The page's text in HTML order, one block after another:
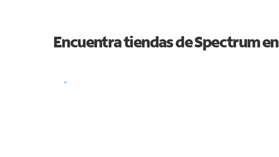
Encuentra tiendas de Spectrum en